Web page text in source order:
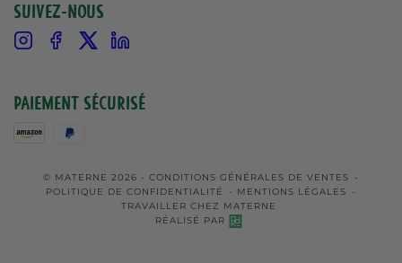
Suivez-nous
InstagramFacebook
X Linkedin
Paiement sécurisé
© MATERNE 2026 - CONDITIONS GÉNÉRALES DE VENTES
-
POLITIQUE DE CONFIDENTIALITÉ
- MENTIONS LÉGALES
-
TRAVAILLER CHEZ MATERNE
RÉALISÉ PAR